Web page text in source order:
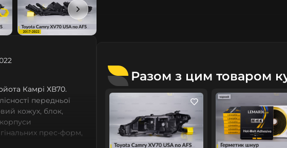
Камрі ХВ70.
передньої
кожух, блок,
прес-форм,
Покоління
Рік випуску
Тип запчастини Аналог
Разом з цим товаром